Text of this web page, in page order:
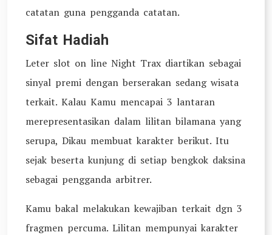
catatan guna pengganda catatan.
Sifat Hadiah
Leter slot on line Night Trax diartikan sebagai
sinyal premi dengan berserakan sedang wisata
terkait. Kalau Kamu mencapai 3 lantaran
merepresentasikan dalam lilitan bilamana yang
serupa, Dikau membuat karakter berikut. Itu
sejak beserta kunjung di setiap bengkok daksina
sebagai pengganda arbitrer.
Kamu bakal melakukan kewajiban terkait dgn 3
fragmen percuma. Lilitan mempunyai karakter